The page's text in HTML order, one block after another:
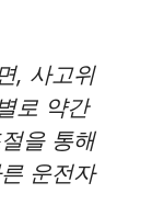
, 사고위
로 약간
을 통해
운전자